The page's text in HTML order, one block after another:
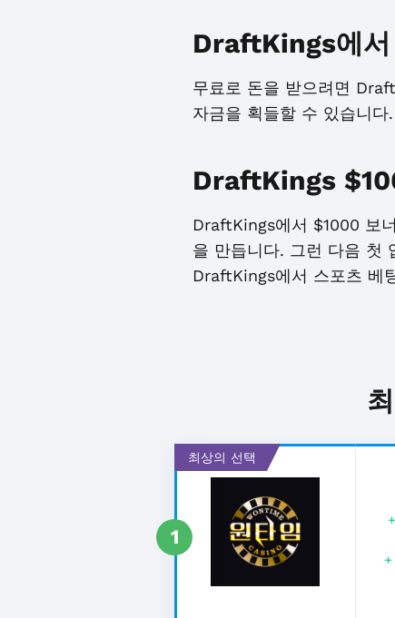
DraftKings에서
무료로 돈을 받으려면
자금을 획들할 수 있습니
DraftKings
DraftKings에서 $1000 보
을 만듭니다. 그런 다음 첫
DraftKings에서 스포츠 베
최상의 선택
1
+
+